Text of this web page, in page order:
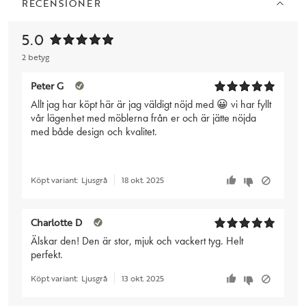
RECENSIONER
5.0
2 betyg
Peter G
Allt jag har köpt här är jag väldigt nöjd med 😀 vi har fyllt
vår lägenhet med möblerna från er och är jätte nöjda
med både design och kvalitet.
Köpt variant: Ljusgrå 18 okt. 2025
Charlotte D
Älskar den! Den är stor, mjuk och vackert tyg. Helt
perfekt.
Köpt variant: Ljusgrå 13 okt. 2025